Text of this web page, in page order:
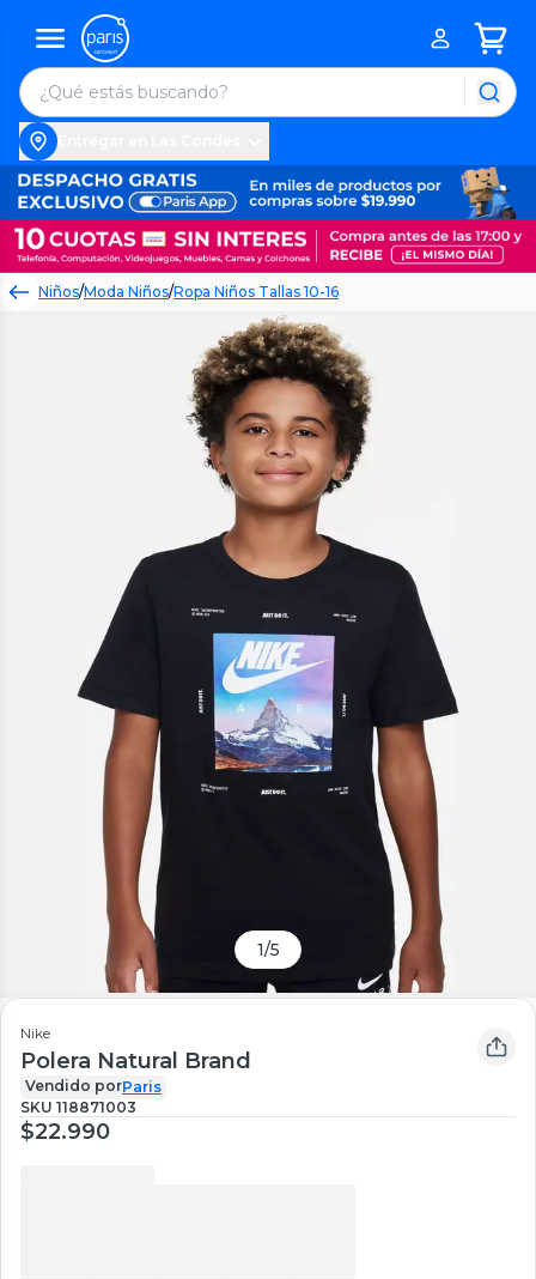
Niños/Moda Niños/Ropa Niños Tallas 10-16
1/5
Nike
Polera Natural Brand
Vendido porParis
SKU 118871003
$22.990